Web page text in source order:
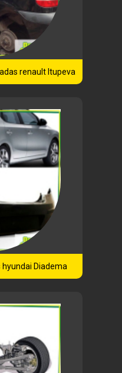
renault Itupeva
Diadema